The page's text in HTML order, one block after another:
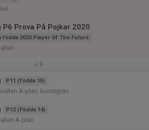
P6 Prova På Pojkar 2020
födda 2020 Player Of The Future
v.9
P11 (födda 15)
A-plan, konstgräs
P12 (Födda 14)
A-plan